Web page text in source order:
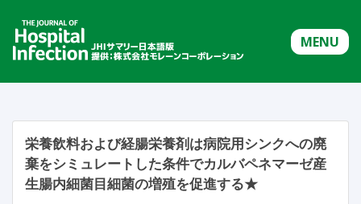
MENU
栄養飲料および経腸栄養剤は病院用シンクへの廃
棄をシミュレートした条件でカルバペネマーゼ産
生腸内細菌目細菌の増殖を促進する★